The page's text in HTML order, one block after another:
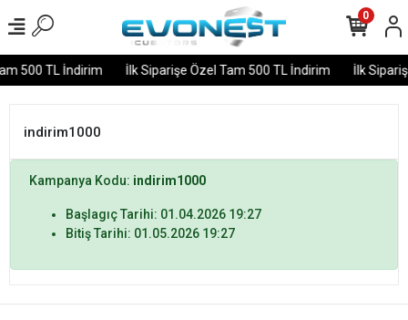
500 TL İndirim İlk Siparişe Özel Tam 500 TL İndirim İlk
0
indirim1000
Kampanya Kodu: indirim1000
Başlagıç Tarihi: 01.04.2026 19:27
Bitiş Tarihi: 01.05.2026 19:27